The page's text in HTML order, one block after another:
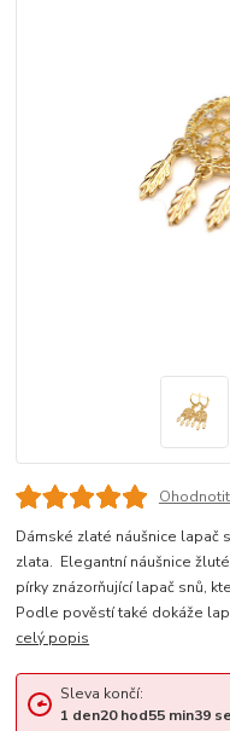
Dámské zlaté náušnice lapač
zlata. Elegantní náušnice
pírky znázorňující lapač snů,
Podle pověstí také dokáže
celý popis
Sleva končí:
1 den20hod55min38